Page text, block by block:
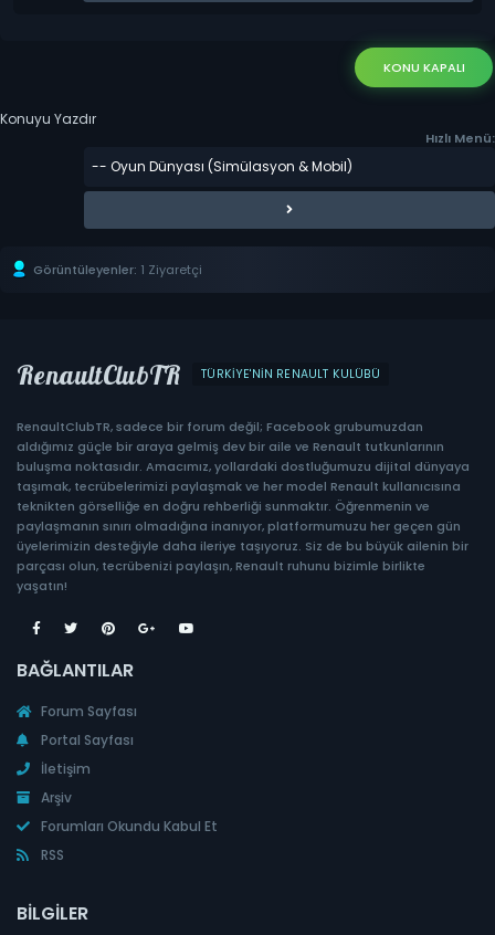
KONU KAPALI
Konuyu Yazdır
Hızlı Menü:
Görüntüleyenler: 1 Ziyaretçi
RenaultClubTR TÜRKIYE'NIN RENAULT KULÜBÜ
RenaultClubTR, sadece bir forum değil; Facebook grubumuzdan
aldığımız güçle bir araya gelmiş dev bir aile ve Renault tutkunlarının
buluşma noktasıdır. Amacımız, yollardaki dostluğumuzu dijital dünyaya
taşımak, tecrübelerimizi paylaşmak ve her model Renault kullanıcısına
teknikten görselliğe en doğru rehberliği sunmaktır. Öğrenmenin ve
paylaşmanın sınırı olmadığına inanıyor, platformumuzu her geçen gün
üyelerimizin desteğiyle daha ileriye taşıyoruz. Siz de bu büyük ailenin bir
parçası olun, tecrübenizi paylaşın, Renault ruhunu bizimle birlikte
yaşatın!
BAĞLANTILAR
Forum Sayfası
Portal Sayfası
İletişim
Arşiv
Forumları Okundu Kabul Et
RSS
BILGILER